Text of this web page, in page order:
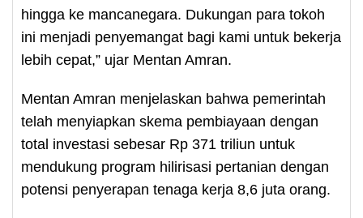
hingga ke mancanegara. Dukungan para tokoh
ini menjadi penyemangat bagi kami untuk bekerja
lebih cepat,” ujar Mentan Amran.
Mentan Amran menjelaskan bahwa pemerintah
telah menyiapkan skema pembiayaan dengan
total investasi sebesar Rp 371 triliun untuk
mendukung program hilirisasi pertanian dengan
potensi penyerapan tenaga kerja 8,6 juta orang.